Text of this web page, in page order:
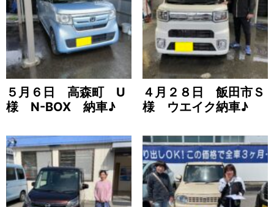
５月６日 高森町 U
様 N-BOX 納車♪
４月２８日 飯田市Ｓ
様 ウエイク納車♪